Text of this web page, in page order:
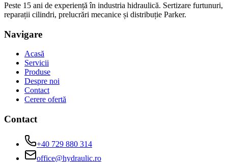
Peste 15 ani de experiență în industria hidraulică. Sertizare furtunuri,
reparații cilindri, prelucrări mecanice și distribuție Parker.
Navigare
Acasă
Servicii
Produse
Despre noi
Contact
Cerere ofertă
Contact
+40 729 880 314
office@hydraulic.ro